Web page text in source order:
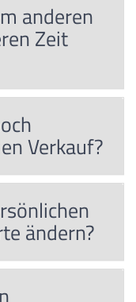
anderen
Zeit
Verkauf?
ändern?